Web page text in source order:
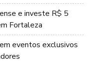
e investe R$ 5
Fortaleza
eventos exclusivos